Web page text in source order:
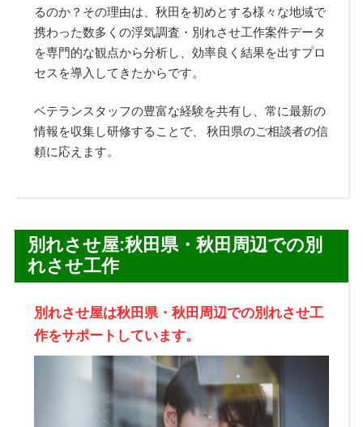
るのか？その理由は、秋田を初めとする様々な地域で
携わった数多くの浮気調査・別れさせ工作案件データ
を専門的な観点から分析し、効率良く結果を出すプロ
セスを導入してきたからです。
ベテランスタッフの豊富な経験を共有し、常に最新の
情報を収集し研修することで、 秋田県のご相談者の信
頼に応えます。
別れさせ屋:秋田県・秋田周辺での別
れさせ工作
別れさせ屋は秋田県・秋田周辺での別れさせ工
作をサポートしています。